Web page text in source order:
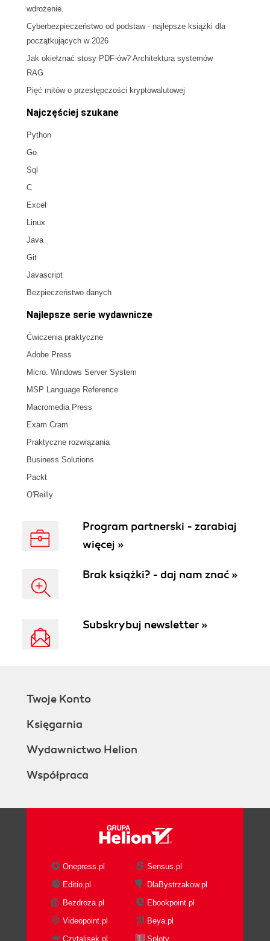
wdrożenie.
Cyberbezpieczeństwo od podstaw - najlepsze książki dla
początkujących w 2026
Jak okiełznać stosy PDF-ów? Architektura systemów
RAG
Pięć mitów o przestępczości kryptowalutowej
Najczęściej szukane
Python
Go
Sql
C
Excel
Linux
Java
Git
Javascript
Bezpieczeństwo danych
Najlepsze serie wydawnicze
Ćwiczenia praktyczne
Adobe Press
Micro. Windows Server System
MSP Language Reference
Macromedia Press
Exam Cram
Praktyczne rozwiązania
Business Solutions
Packt
O'Reilly
Program partnerski - zarabiaj
więcej »
Brak książki? - daj nam znać »
Subskrybuj newsletter »
Twoje Konto
Księgarnia
Wydawnictwo Helion
Współpraca
Onepress.pl
Sensus.pl
Editio.pl
DlaBystrzakow.pl
Bezdroza.pl
Ebookpoint.pl
Videopoint.pl
Beya.pl
Czytalisek.pl
Sploty